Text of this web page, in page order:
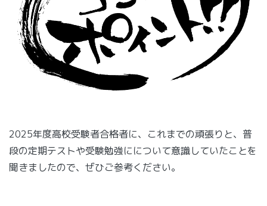
2025年度高校受験者合格者に、これまでの頑張りと、普
段の定期テストや受験勉強にについて意識していたことを
聞きましたので、ぜひご参考ください。